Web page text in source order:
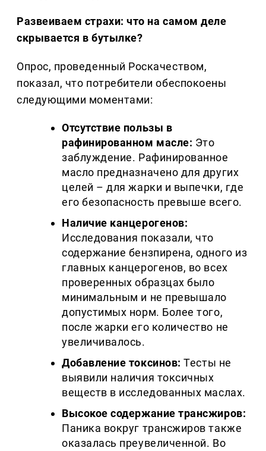
Развеиваем страхи: что на самом деле
скрывается в бутылке?
Опрос, проведенный Роскачеством,
показал, что потребители обеспокоены
следующими моментами:
Отсутствие пользы в
рафинированном масле: Это
заблуждение. Рафинированное
масло предназначено для других
целей – для жарки и выпечки, где
его безопасность превыше всего.
Наличие канцерогенов:
Исследования показали, что
содержание бензпирена, одного из
главных канцерогенов, во всех
проверенных образцах было
минимальным и не превышало
допустимых норм. Более того,
после жарки его количество не
увеличивалось.
Добавление токсинов: Тесты не
выявили наличия токсичных
веществ в исследованных маслах.
Высокое содержание трансжиров:
Паника вокруг трансжиров также
оказалась преувеличенной. Во